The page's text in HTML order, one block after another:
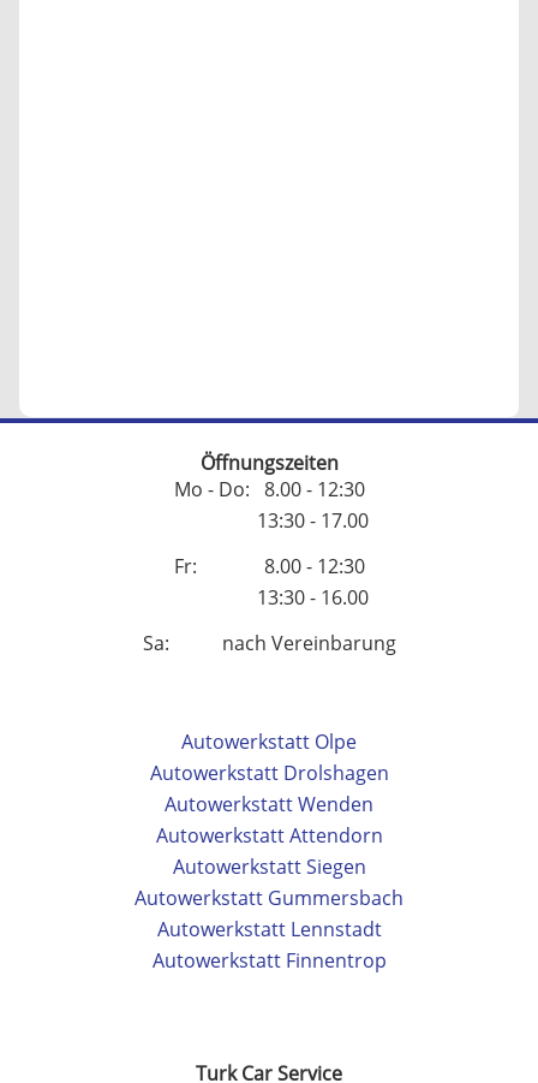
Öffnungszeiten
Mo - Do: 8.00 - 12:30
13:30 - 17.00
Fr: 8.00 - 12:30
13:30 - 16.00
Sa: nach Vereinbarung
Autowerkstatt Olpe
Autowerkstatt Drolshagen
Autowerkstatt Wenden
Autowerkstatt Attendorn
Autowerkstatt Siegen
Autowerkstatt Gummersbach
Autowerkstatt Lennstadt
Autowerkstatt Finnentrop
Turk Car Service